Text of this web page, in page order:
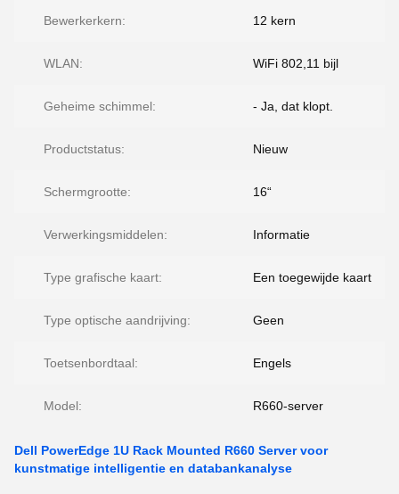
Bewerkerkern: 12 kern
WLAN: WiFi 802,11 bijl
Geheime schimmel: - Ja, dat klopt.
Productstatus: Nieuw
Schermgrootte: 16“
Verwerkingsmiddelen: Informatie
Type grafische kaart: Een toegewijde kaart
Type optische aandrijving: Geen
Toetsenbordtaal: Engels
Model: R660-server
Dell PowerEdge 1U Rack Mounted R660 Server voor
kunstmatige intelligentie en databankanalyse